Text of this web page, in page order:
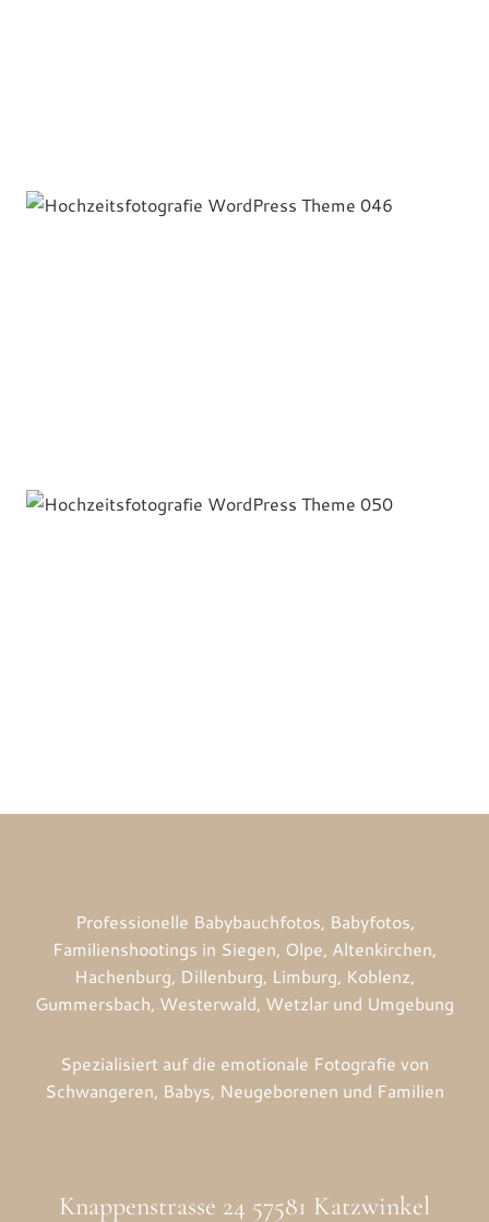
Professionelle Babybauchfotos, Babyfotos,
Familienshootings in Siegen, Olpe, Altenkirchen,
Hachenburg, Dillenburg, Limburg, Koblenz,
Gummersbach, Westerwald, Wetzlar und Umgebung
Spezialisiert auf die emotionale Fotografie von
Schwangeren, Babys, Neugeborenen und Familien
Knappenstrasse 24 57581 Katzwinkel